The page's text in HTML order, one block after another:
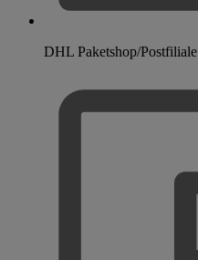
DHL Paketshop/Postfiliale